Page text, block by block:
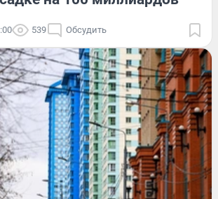
539 Обсудить